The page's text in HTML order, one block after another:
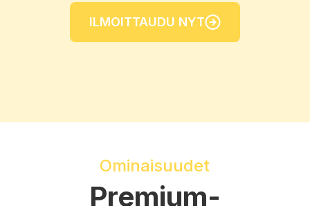
ILMOITTAUDU NYT
Ominaisuudet
Premium-